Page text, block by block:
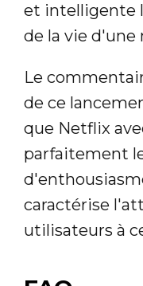
et intelligente
de la vie d'une
Le
de ce
que Netflix
parfaitement
caractérise
utilisateurs à